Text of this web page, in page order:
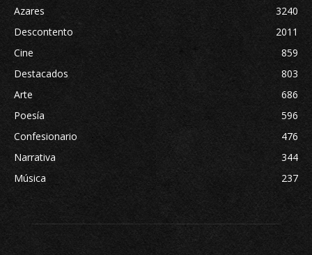
Azares
3240
Descontento
2011
Cine
859
Destacados
803
Arte
686
Poesía
596
Confesionario
476
Narrativa
344
Música
237